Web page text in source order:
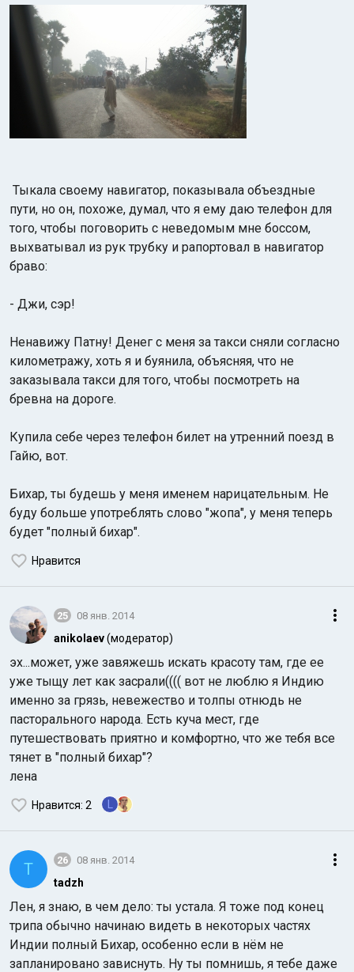
Тыкала своему навигатор, показывала объездные
пути, но он, похоже, думал, что я ему даю телефон для
того, чтобы поговорить с неведомым мне боссом,
выхватывал из рук трубку и рапортовал в навигатор
браво:
- Джи, сэр!
Ненавижу Патну! Денег с меня за такси сняли согласно
километражу, хоть я и буянила, объясняя, что не
заказывала такси для того, чтобы посмотреть на
бревна на дороге.
Купила себе через телефон билет на утренний поезд в
Гайю, вот.
Бихар, ты будешь у меня именем нарицательным. Не
буду больше употреблять слово "жопа", у меня теперь
будет "полный бихар".
Нравится
25 08 янв. 2014
anikolaev(модератор)
эх...может, уже завяжешь искать красоту там, где ее
уже тыщу лет как засрали(((( вот не люблю я Индию
именно за грязь, невежество и толпы отнюдь не
пасторального народа. Есть куча мест, где
путешествовать приятно и комфортно, что же тебя все
тянет в "полный бихар"?
лена
Нравится: 2
T 26 08 янв. 2014
tadzh
Лен, я знаю, в чем дело: ты устала. Я тоже под конец
трипа обычно начинаю видеть в некоторых частях
Индии полный Бихар, особенно если в нём не
запланировано зависнуть. Ну ты помнишь, я тебе даже